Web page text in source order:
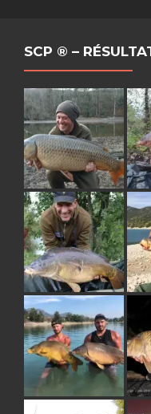
SCP ® –